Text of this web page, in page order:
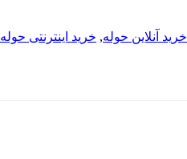
خرید آنلاین حوله, خرید اینترنتی حوله